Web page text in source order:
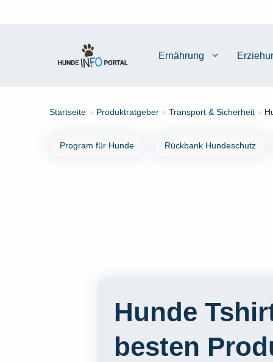
Ernährung
Startseite » Produktratgeber » Transport & Sicherheit »
Program für Hunde Rückbank Hundeschutz
Hunde
besten